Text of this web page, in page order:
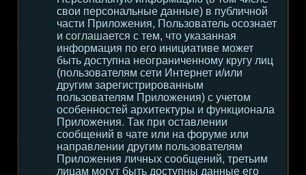
свои персональные данные) в публичной
части Приложения, Пользователь осознает
и соглашается с тем, что указанная
информация по его инициативе может
быть доступна неограниченному кругу лиц
(пользователям сети Интернет и/или
другим зарегистрированным
пользователям Приложения) с учетом
особенностей архитектуры и функционала
Приложения. Так при оставлении
сообщений в чате или на форуме или
направлении другим пользователям
Приложения личных сообщений, третьим
лицам могут быть доступны данные его